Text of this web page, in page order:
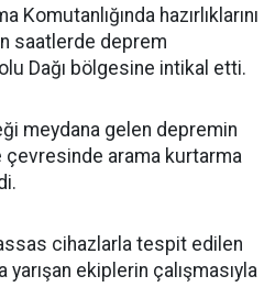
hazırlıklarını
saatlerde deprem
Dağı bölgesine intikal etti.
meydana gelen depremin
çevresinde arama kurtarma
cihazlarla tespit edilen
ekiplerin çalışmasıyla